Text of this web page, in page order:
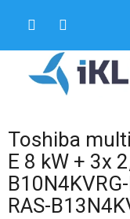
Toshiba
E 8 kW + 3x
RAS-